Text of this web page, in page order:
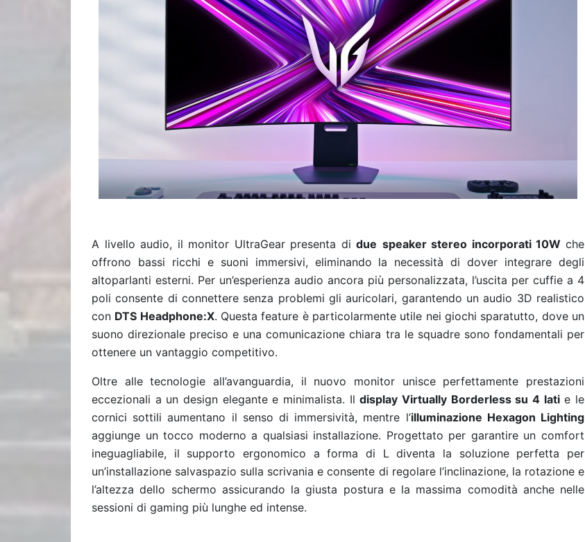
A livello audio, il monitor UltraGear presenta didue speaker stereo incorporati 10Wche
offrono bassi ricchi e suoni immersivi, eliminando la necessità di dover integrare degli
altoparlanti esterni. Per un’esperienza audio ancora più personalizzata, l’uscita per cuffie a 4
poli consente di connettere senza problemi gli auricolari, garantendo un audio 3D realistico
con DTS Headphone:X. Questa feature è particolarmente utile nei giochi sparatutto, dove un
suono direzionale preciso e una comunicazione chiara tra le squadre sono fondamentali per
ottenere un vantaggio competitivo.
Oltre alle tecnologie all’avanguardia, il nuovo monitor unisce perfettamente prestazioni
eccezionali a un design elegante e minimalista. Ildisplay Virtually Borderless su 4 latie le
cornici sottili aumentano il senso di immersività, mentre l’illuminazione Hexagon Lighting
aggiunge un tocco moderno a qualsiasi installazione. Progettato per garantire un comfort
ineguagliabile, il supporto ergonomico a forma di L diventa la soluzione perfetta per
un’installazione salvaspazio sulla scrivania e consente di regolare l’inclinazione, la rotazione e
l’altezza dello schermo assicurando la giusta postura e la massima comodità anche nelle
sessioni di gaming più lunghe ed intense.